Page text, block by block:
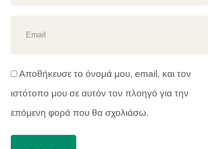
Αποθήκευσε το όνομά μου, email, και τον
ιστότοπο μου σε αυτόν τον πλοηγό για την
επόμενη φορά που θα σχολιάσω.